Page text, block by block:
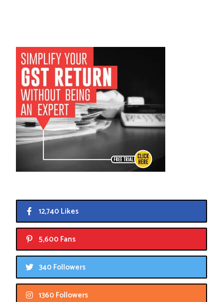
12,740 Likes
5,600 Fans
340 Followers
1360 Followers